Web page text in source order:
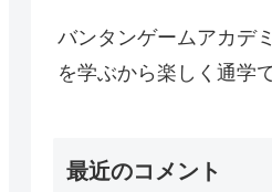
バンタンゲームアカデ
を学ぶから楽しく通学
最近のコメント